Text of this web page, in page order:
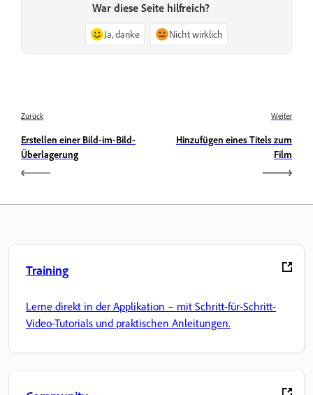
War diese Seite hilfreich?
Ja, danke Nicht wirklich
Zurück
Erstellen einer Bild-im-Bild-
Überlagerung
Weiter
Hinzufügen eines Titels zum
Film
Training
Lerne direkt in der Applikation – mit Schritt-für-Schritt-
Video-Tutorials und praktischen Anleitungen.